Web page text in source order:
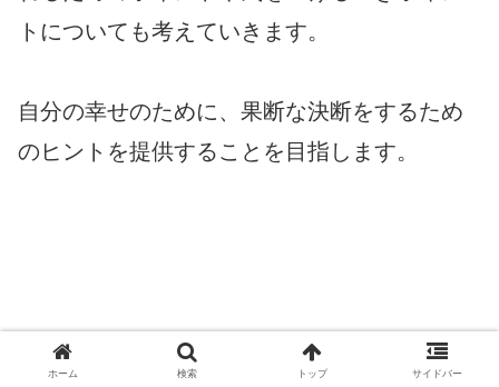
トについても考えていきます。
自分の幸せのために、果断な決断をするため
のヒントを提供することを目指します。
ホーム 検索 トップ サイドバー